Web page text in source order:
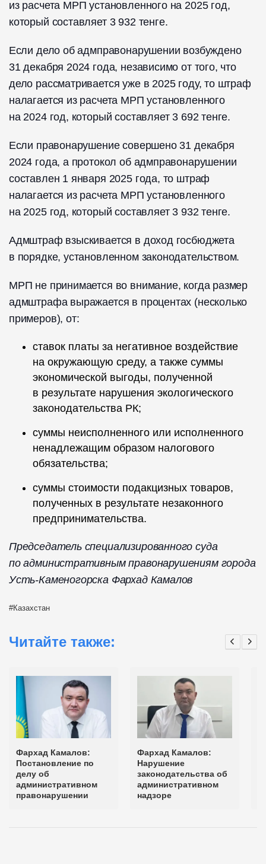
из расчета МРП установленного на 2025 год,
который составляет 3 932 тенге.
️Если дело об адмправонарушении возбуждено
31 декабря 2024 года, ️независимо от того, что
дело рассматривается уже в 2025 году, то штраф
налагается из расчета МРП установленного
на 2024 год, который составляет 3 692 тенге.
️Если правонарушение совершено 31 декабря
2024 года, а протокол об адмправонарушении
составлен 1 января 2025 года, то штраф
налагается из расчета МРП установленного
на 2025 год, который составляет 3 932 тенге.
Адмштраф взыскивается в доход госбюджета
в порядке, установленном законодательством.
МРП не принимается во внимание, когда размер
адмштрафа выражается в ️процентах (несколько
примеров), от:
️ставок платы за негативное воздействие
на окружающую среду, а также суммы
экономической выгоды, полученной
в результате нарушения экологического
законодательства РК;
️суммы неисполненного или исполненного
ненадлежащим образом налогового
обязательства;
️суммы стоимости подакцизных товаров,
полученных в результате незаконного
предпринимательства.
Председатель специализированного суда
по административным правонарушениям города
Усть-Каменогорска Фархад Камалов
Казахстан
Читайте также:
Фархад Камалов:
Постановление по
делу об
административном
правонарушении
Фархад Камалов:
Нарушение
законодательства об
административном
надзоре